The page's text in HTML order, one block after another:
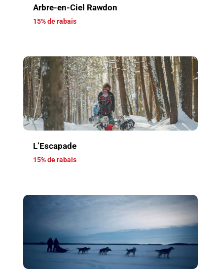
Arbre-en-Ciel Rawdon
15% de rabais
L’Escapade
15% de rabais